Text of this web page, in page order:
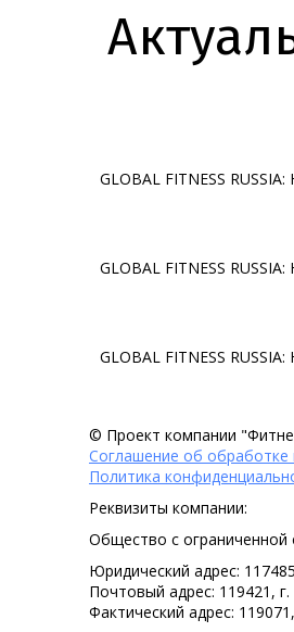
GLOBAL FITNESS
GLOBAL FITNESS
GLOBAL FITNESS
© Проект компании
Соглашение об обработке
Политика
Реквизиты компании:
Общество с ограниченной
Юридический адрес:
Почтовый адрес: 119421,
Фактический адрес: